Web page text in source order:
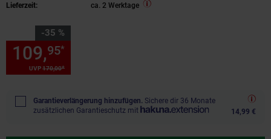
Lieferzeit:
ca. 2 Werktage
-35 %
Sie Sparen 35 Prozent,
UVP170,00*
109,95*
Garantieverlängerung hinzufügen. Sichere dir 36 Monate
zusätzlichen Garantieschutz mit
14,99 €